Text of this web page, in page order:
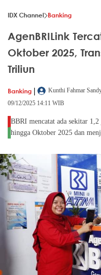
IDX Channel Banking
AgenBRILink
Oktober 2025,
Triliun
Banking |
Kunthi Fahmar
09/12/2025 14:11 WIB
BBRI mencatat ada sekitar
hingga Oktober 2025 dan